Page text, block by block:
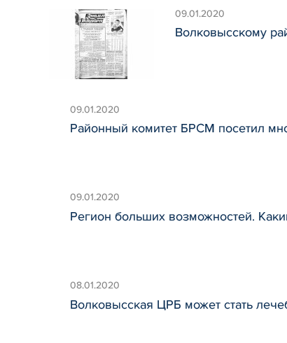
09.01.2020
Волковысскому
09.01.2020
Районный комитет БРСМ посетил
09.01.2020
Регион больших возможностей.
08.01.2020
Волковысская ЦРБ может стать